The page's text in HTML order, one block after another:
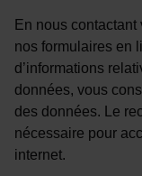
En nous
nos formulaires en
d’informations
données, vous
des données. Le
nécessaire pour
internet.